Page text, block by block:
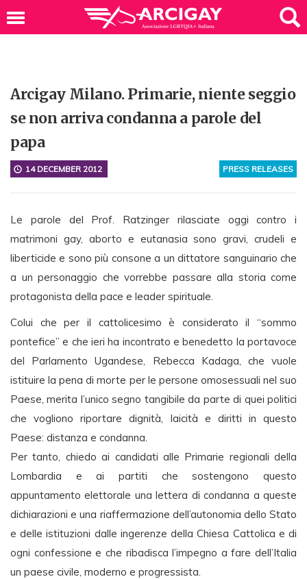
Arcigay Milano. Primarie, niente seggio
se non arriva condanna a parole del
papa
PRESS RELEASES
14 DECEMBER 2012
Le parole del Prof. Ratzinger rilasciate oggi contro i
matrimoni gay, aborto e eutanasia sono gravi, crudeli e
liberticide e sono più consone a un dittatore sanguinario che
a un personaggio che vorrebbe passare alla storia come
protagonista della pace e leader spirituale.
Colui che per il cattolicesimo è considerato il “sommo
pontefice” e che ieri ha incontrato e benedetto la portavoce
del Parlamento Ugandese, Rebecca Kadaga, che vuole
istituire la pena di morte per le persone omosessuali nel suo
Paese, merita l’unico segno tangibile da parte di quei politici
che vogliono riportare dignità, laicità e diritti in questo
Paese: distanza e condanna.
Per tanto, chiedo ai candidati alle Primarie regionali della
Lombardia e ai partiti che sostengono questo
appuntamento elettorale una lettera di condanna a queste
dichiarazioni e una riaffermazione dell’autonomia dello Stato
e delle istituzioni dalle ingerenze della Chiesa Cattolica e di
ogni confessione e che ribadisca l’impegno a fare dell’Italia
un paese civile, moderno e progressista.